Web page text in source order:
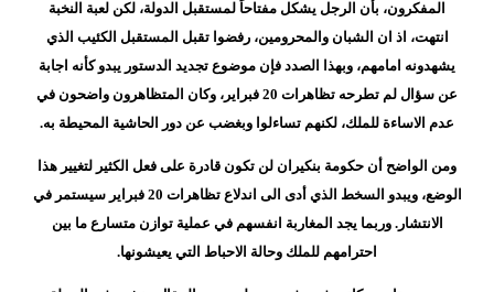
المفكرون، بأن الرجل يشكل مفتاحاً لمستقبل الدولة، لكن لعبة النخبة
انتهت، اذ ان الشبان والمحرومين، رفضوا تقبل المستقبل الكئيب الذي
يشهدونه امامهم، وبهذا الصدد فإن موضوع تجديد الدستور يبدو كأنه اجابة
عن سؤال لم تطرحه تظاهرات 20 فبراير، وكان المتظاهرون واضحون في
عدم الاساءة للملك، لكنهم تساءلوا وبغضب عن دور الحاشية المحيطة به.
ومن الواضح أن حكومة بنكيران لن تكون قادرة على فعل الكثير لتغيير هذا
الوضع، ويبدو السخط الذي أدى الى اندلاع تظاهرات 20 فبراير سيستمر في
الانتشار. وربما يجد المغاربة انفسهم في عملية توازن متسارع ما بين
احترامهم للملك وحالة الاحباط التي يعيشونها.